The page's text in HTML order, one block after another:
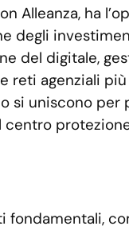
Alleanza, ha
degli
del digitale,
reti agenziali
si uniscono per
fondamentali,